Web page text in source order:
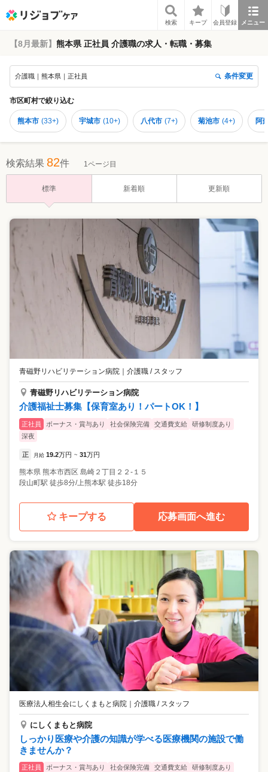
検索 キープ 会員登録 メニュー
【8月最新】 熊本県 正社員 介護職の求人・転職・募集
介護職｜熊本県｜正社員 条件変更
市区町村で絞り込む
熊本市 (33+) 宇城市 (10+) 八代市 (7+) 菊池市 (4+) 阿
検索結果 82件 1ページ目
標準 新着順 更新順
青磁野リハビリテーション病院 介護職 / スタッフ
青磁野リハビリテーション病院
介護福祉士募集【保育室あり！パートOK！】
正社員 ボーナス・賞与あり 社会保険完備 交通費支給
研修制度あり
深夜
正 月給 19.2万円 ~ 31万円
熊本県 熊本市西区 島崎２丁目２２-１５
段山町駅 徒歩8分/上熊本駅 徒歩18分
キープする 応募画面へ進む
医療法人相生会にしくまもと病院 ｜ 介護職 / スタッフ
にしくまもと病院
しっかり医療や介護の知識が学べる医療機関の施設で働
きませんか？
正社員 ボーナス・賞与あり 社会保険完備 交通費支給
研修制度あり